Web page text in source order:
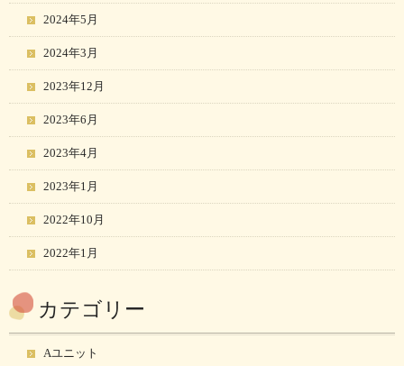
2024年5月
2024年3月
2023年12月
2023年6月
2023年4月
2023年1月
2022年10月
2022年1月
カテゴリー
Aユニット